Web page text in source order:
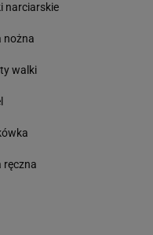
narciarskie
nożna
walki
ręczna